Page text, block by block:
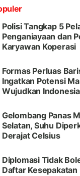
Polisi Tangkap 5
Penganiayaan dan
Karyawan Koperasi
Formas Perluas
Ingatkan Potensi
Wujudkan
Gelombang Panas
Selatan, Suhu
Derajat Celsius
Diplomasi Tidak
Daftar Kesepakatan